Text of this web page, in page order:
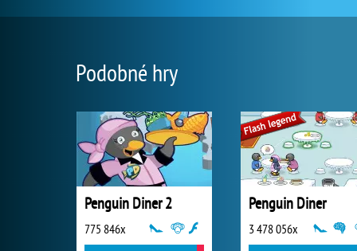
Podobné hry
Penguin Diner 2
775 846x
Penguin Diner
3 478 056x